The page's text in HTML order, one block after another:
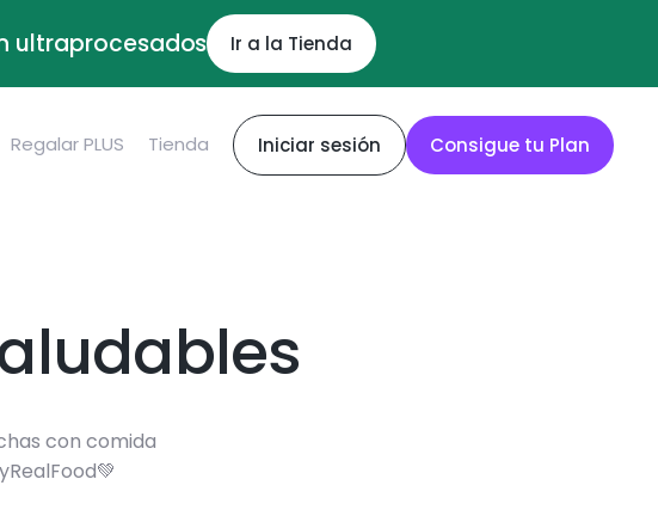
ultraprocesados Ir a la Tienda
Regalar PLUS Tienda Iniciar sesión Consigue tu Plan
con comida